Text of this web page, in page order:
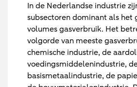
In de Nederlandse industrie
subsectoren dominant als het
volumes gasverbruik. Het
volgorde van meeste
chemische industrie, de
voedingsmiddelenindustrie,
basismetaalindustrie, de